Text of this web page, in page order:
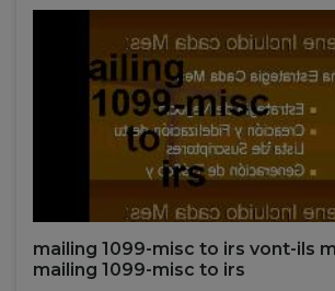
mailing 1099-misc to irs vont-ils
mailing 1099-misc to irs